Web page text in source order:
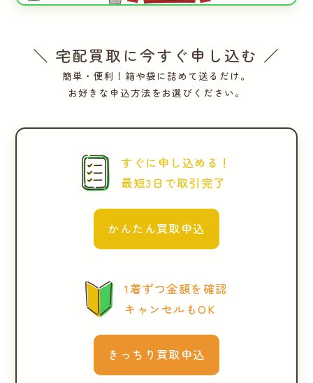
＼ 宅配買取に今すぐ申し込む ／
簡単・便利！箱や袋に詰めて送るだけ。
お好きな申込方法をお選びください。
すぐに申し込める！
最短3日で取引完了
かんたん買取申込
1着ずつ金額を確認
キャンセルもOK
きっちり買取申込